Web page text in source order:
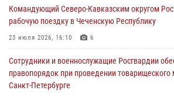
настольному теннису ко Дню физкультурника
08 августа 2026, 07:00
Кузбассе
08 августа 2026, 07:00
Командующий Северо-Кавказским округом
рабочую поездку в Чеченскую Республику
23 июля 2026, 16:10 6
Сотрудники и военнослужащие Росгвардии
правопорядок при проведении товарищеского
Санкт-Петербурге